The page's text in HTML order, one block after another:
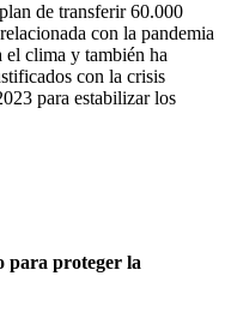
de transferir 60.000
con la pandemia
clima y también ha
con la crisis
para estabilizar los
para proteger la